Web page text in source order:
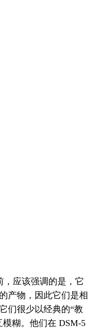
，应该强调的是，它
产物，因此它们是相
们很少以经典的“教
糊。 他们在 DSM-5